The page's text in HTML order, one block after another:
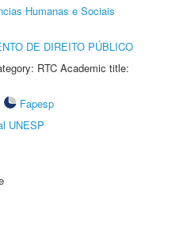
Humanas e Sociais
DE DIREITO PÚBLICO
RTC Academic title:
Fapesp
UNESP